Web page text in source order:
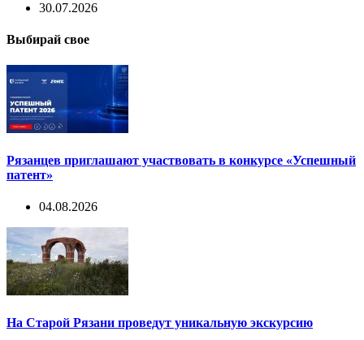
30.07.2026
Выбирай свое
Рязанцев приглашают участвовать в конкурсе «Успешный
патент»
04.08.2026
На Старой Рязани проведут уникальную экскурсию